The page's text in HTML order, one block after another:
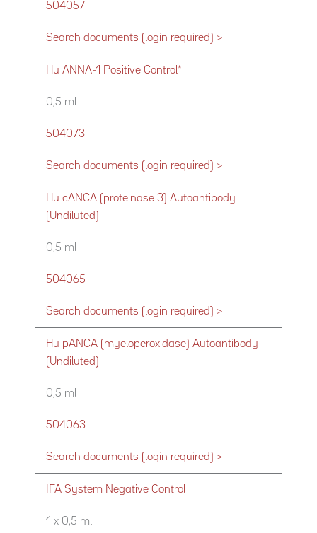
504057
Search documents (login required) >
Hu ANNA-1 Positive Control*
0,5 ml
504073
Search documents (login required) >
Hu cANCA (proteinase 3) Autoantibody
(Undiluted)
0,5 ml
504065
Search documents (login required) >
Hu pANCA (myeloperoxidase) Autoantibody
(Undiluted)
0,5 ml
504063
Search documents (login required) >
IFA System Negative Control
1 x 0,5 ml